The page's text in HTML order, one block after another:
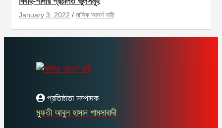
January 3, 2022 মাসিক আদর্শ নারী
প্রতিষ্ঠাতা সম্পাদক
মুফতী আবুল হাসান শামসাবাদী